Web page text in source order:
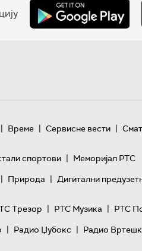
| Време | Сервисне вести |
спортови | Меморијал РТС
| Природа | Дигитални
Трезор | РТС Музика | РТС
| Радио Џубокс | Радио